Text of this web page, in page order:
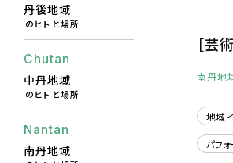
丹後地域
のヒトと場所
Chutan
中丹地域
のヒトと場所
Nantan
南丹地域
［芸
南丹地
地域
パフ